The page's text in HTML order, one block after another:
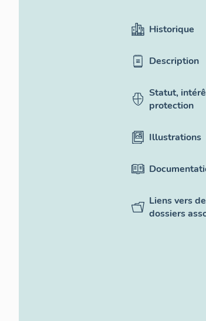
Historique
Description
Statut,
protection
Illustrations
Liens vers
dossiers